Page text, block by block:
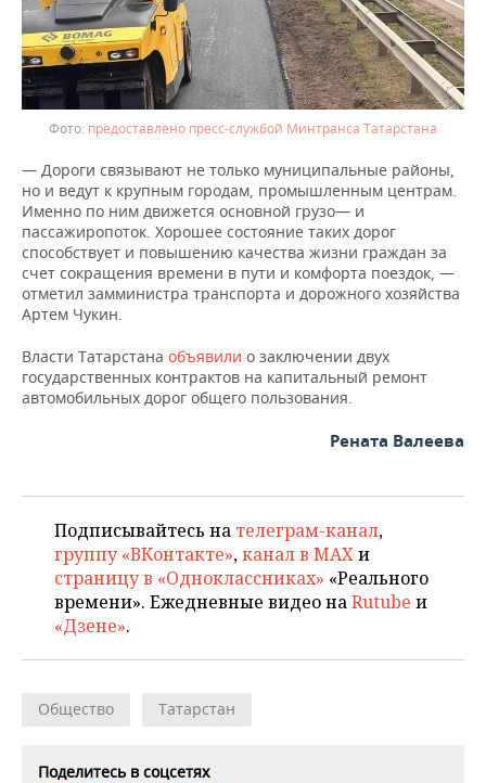
предоставлено пресс-службой Минтранса Татарстана
— Дороги связывают не только муниципальные районы,
но и ведут к крупным городам, промышленным центрам.
Именно по ним движется основной грузо— и
пассажиропоток. Хорошее состояние таких дорог
способствует и повышению качества жизни граждан за
счет сокращения времени в пути и комфорта поездок, —
отметил замминистра транспорта и дорожного хозяйства
Артем Чукин.
Власти Татарстана объявили о заключении двух
государственных контрактов на капитальный ремонт
автомобильных дорог общего пользования.
Рената Валеева
Подписывайтесь на телеграм-канал,
группу «ВКонтакте»,канал в MAXи
страницу в «Одноклассниках» «Реального
времени». Ежедневные видео наRutube и
«Дзене».
Общество Татарстан
Поделитесь в соцсетях